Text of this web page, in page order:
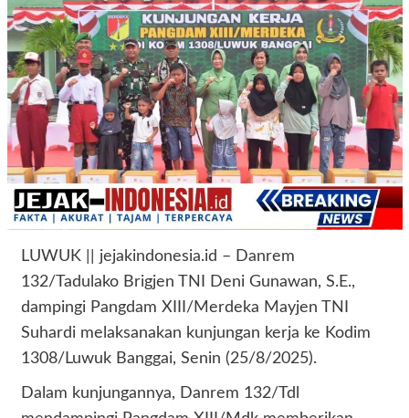
LUWUK || jejakindonesia.id – Danrem
132/Tadulako Brigjen TNI Deni Gunawan, S.E.,
dampingi Pangdam XIII/Merdeka Mayjen TNI
Suhardi melaksanakan kunjungan kerja ke Kodim
1308/Luwuk Banggai, Senin (25/8/2025).
Dalam kunjungannya, Danrem 132/Tdl